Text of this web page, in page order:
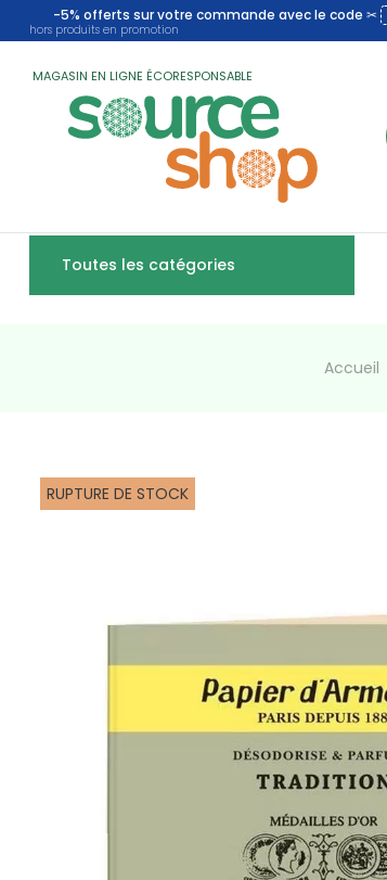
-5% offerts sur votre commande avec le code ✂
hors produits en promotion
MAGASIN EN LIGNE ÉCORESPONSABLE
Toutes les catégories
Accueil
RUPTURE DE STOCK